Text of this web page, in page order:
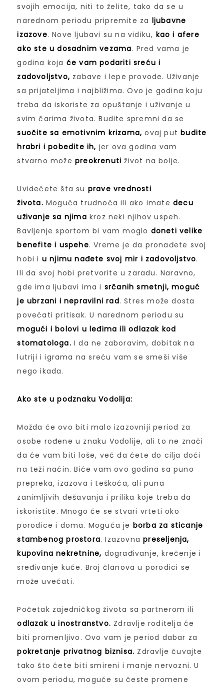
svojih emocija, niti to želite, tako da se u
narednom periodu pripremite za ljubavne
izazove. Nove ljubavi su na vidiku, kao i afere
ako ste u dosadnim vezama. Pred vama je
godina koja će vam podariti sreću i
zadovoljstvo, zabave i lepe provode. Uživanje
sa prijateljima i najbližima. Ovo je godina koju
treba da iskoriste za opuštanje i uživanje u
svim čarima života. Budite spremni da se
suočite sa emotivnim krizama, ovaj put budite
hrabri i pobedite ih, jer ova godina vam
stvarno možepreokrenutiživot na bolje.
Uvidećete šta su prave vrednosti
života.Moguća trudnoća ili ako imate decu
uživanje sa njimakroz neki njihov uspeh.
Bavljenje sportom bi vam moglo doneti velike
benefite i uspehe. Vreme je da pronađete svoj
hobi i u njimu nađete svoj mir i zadovoljstvo.
Ili da svoj hobi pretvorite u zaradu. Naravno,
gde ima ljubavi ima i srčanih smetnji, moguć
je ubrzani i nepravilni rad. Stres može dosta
povećati pritisak. U narednom periodu su
mogući i bolovi u leđima ili odlazak kod
stomatologa. I da ne zaboravim, dobitak na
lutriji i igrama na sreću vam se smeši više
nego ikada.
Ako ste u podznaku Vodolija:
Možda će ovo biti malo izazovniji period za
osobe rođene u znaku Vodolije, ali to ne znači
da će vam biti loše, već da ćete do cilja doći
na teži naćin. Biće vam ovo godina sa puno
prepreka, izazova i teškoća, ali puna
zanimljivih dešavanja i prilika koje treba da
iskoristite. Mnogo će se stvari vrteti oko
porodice i doma. Moguća je borba za sticanje
stambenog prostora. Izazovnapreseljenja,
kupovina nekretnine, dograđivanje, krečenje i
sređivanje kuće. Broj članova u porodici se
može uvećati.
Početak zajedničkog života sa partnerom ili
odlazak u inostranstvo. Zdravlje roditelja će
biti promenljivo. Ovo vam je period dabar za
pokretanje privatnog biznisa. Zdravlje čuvajte
tako što ćete biti smireni i manje nervozni. U
ovom periodu, moguće su česte promene